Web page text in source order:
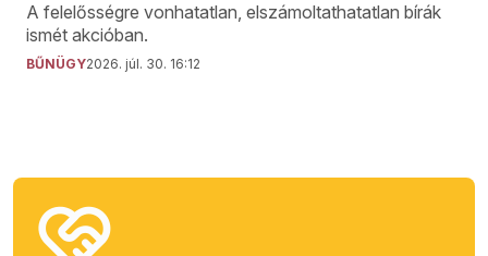
A felelősségre vonhatatlan, elszámoltathatatlan bírák
ismét akcióban.
BŰNÜGY2026. júl. 30. 16:12